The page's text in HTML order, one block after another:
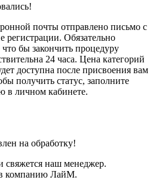
почты отправлено письмо с
регистрации. Обязательно
бы закончить процедуру
24 часа. Цена категорий
доступна после присвоения вам
получить статус, заполните
в личном кабинете.
на обработку!
свяжется наш менеджер.
в компанию ЛайМ.